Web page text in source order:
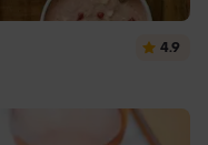
4.9